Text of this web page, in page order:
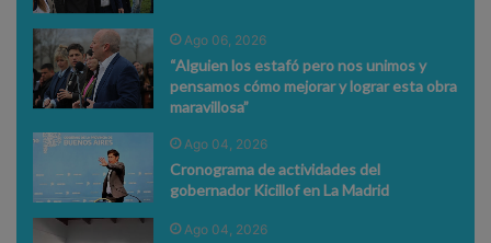
Ago 06, 2026
“Alguien los estafó pero nos unimos y
pensamos cómo mejorar y lograr esta obra
maravillosa”
Ago 04, 2026
Cronograma de actividades del
gobernador Kicillof en La Madrid
Ago 04, 2026